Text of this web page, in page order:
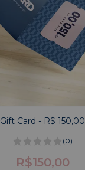
Gift Card - R$ 150,00
(0)
R$150,00